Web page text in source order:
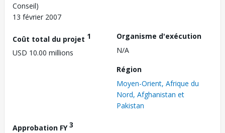
Conseil)
13 février 2007
Coût total du projet 1
USD 10.00 millions
Organisme d'exécution
N/A
Région
Moyen-Orient, Afrique du
Nord, Afghanistan et
Pakistan
Approbation FY3